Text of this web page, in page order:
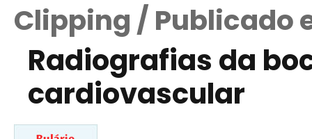
Clipping / Publicado
Radiografias da
cardiovascular